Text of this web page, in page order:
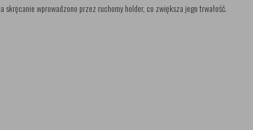
skręcanie wprowadzono przez ruchomy holder, co zwiększa jego trwałość.